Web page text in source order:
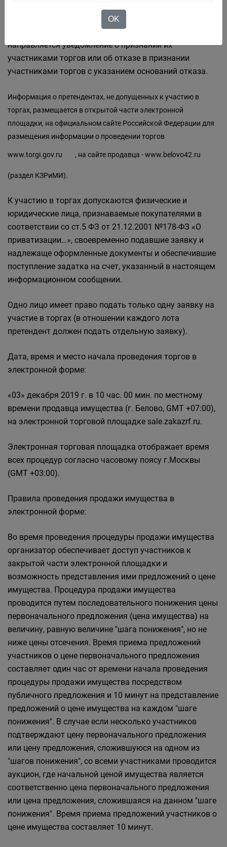
подписания протокола о признании претендентов
участниками всем претендентам, подавшим заявки,
направляется уведомление о признании их
участниками торгов или об отказе в признании
участниками торгов с указанием оснований отказа.
Информация о претендентах, не допущенных к участию в
торгах, размещается в открытой части электронной
площадки, на официальном сайте Российской Федерации для
размещения информации о проведении торгов
www.torgi.gov.ru , на сайте продавца -www.belovo42.ru
(раздел КЗРиМИ).
К участию в торгах допускаются физические и
юридические лица, признаваемые покупателями в
соответствии со ст.5 ФЗ от 21.12.2001 №178-ФЗ «О
приватизации…», своевременно подавшие заявку и
надлежаще оформленные документы и обеспечившие
поступление задатка на счет, указанный в настоящем
информационном сообщении.
Одно лицо имеет право подать только одну заявку на
участие в торгах (в отношении каждого лота
претендент должен подать отдельную заявку).
Дата, время и место начала проведения торгов в
электронной форме:
«03» декабря 2019 г. в 10 час. 00 мин. по местному
времени продавца имущества (г. Белово, GMT +07:00),
на электронной торговой площадке sale.zakazrf.ru.
Электронная торговая площадка отображает время
всех процедур согласно часовому поясу г.Москвы
(GMT +03:00).
Правила проведения продажи имущества в
электронной форме:
Во время проведения процедуры продажи имущества
организатор обеспечивает доступ участников к
закрытой части электронной площадки и
возможность представления ими предложений о цене
имущества. Процедура продажи имущества
проводится путем последовательного понижения цены
первоначального предложения (цена имущества) на
величину, равную величине "шага понижения", но не
ниже цены отсечения. Время приема предложений
участников о цене первоначального предложения
составляет один час от времени начала проведения
процедуры продажи имущества посредством
публичного предложения и 10 минут на представление
предложений о цене имущества на каждом "шаге
понижения". В случае если несколько участников
подтверждают цену первоначального предложения
или цену предложения, сложившуюся на одном из
"шагов понижения", со всеми участниками проводится
аукцион, где начальной ценой имущества является
соответственно цена первоначального предложения
или цена предложения, сложившаяся на данном "шаге
понижения". Время приема предложений участников о
цене имущества составляет 10 минут.
OK